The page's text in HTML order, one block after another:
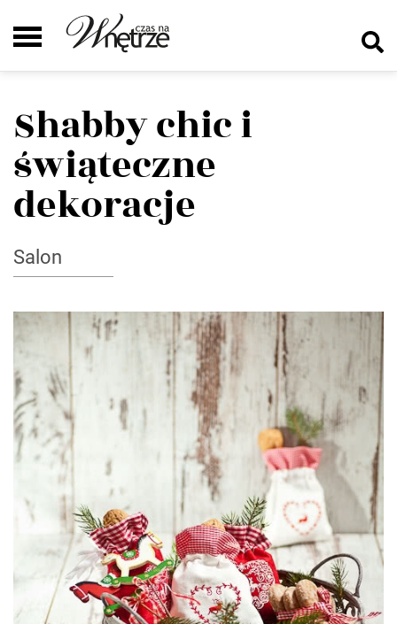
Shabby chic i
świąteczne
dekoracje
Salon